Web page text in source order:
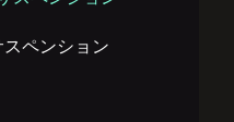
ペンション